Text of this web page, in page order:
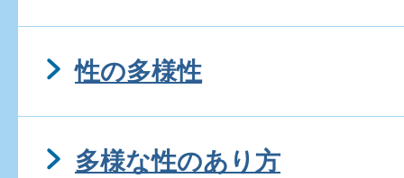
性の多様性
多様な性のあり方